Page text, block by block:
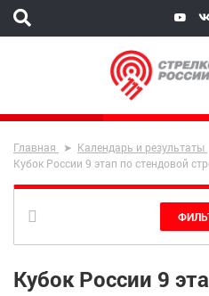
Главная Календарь и результаты
Кубок России 9 этап по стендовой
Кубок России 9